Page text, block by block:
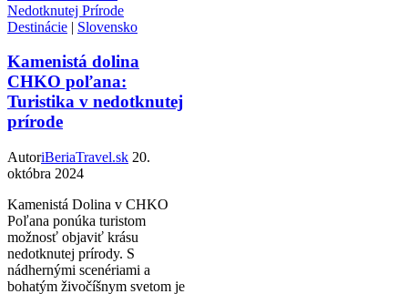
Destinácie | Slovensko
Kamenistá dolina
CHKO poľana:
Turistika v nedotknutej
prírode
AutoriBeriaTravel.sk 20.
októbra 2024
Kamenistá Dolina v CHKO
Poľana ponúka turistom
možnosť objaviť krásu
nedotknutej prírody. S
nádhernými scenériami a
bohatým živočíšnym svetom je